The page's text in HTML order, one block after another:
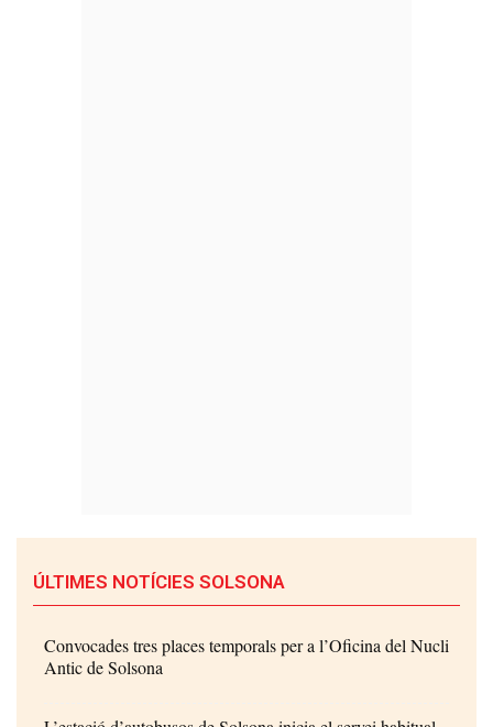
ÚLTIMES NOTÍCIES SOLSONA
Convocades tres places temporals per a l’Oficina del Nucli
Antic de Solsona